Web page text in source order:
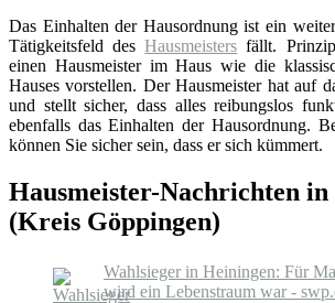
Das Einhalten der Hausordnung ist ein
Tätigkeitsfeld desHausmeisters fällt.
einen Hausmeister im Haus wie die
Hauses vorstellen. Der Hausmeister hat auf
und stellt sicher, dass alles reibungslos
ebenfalls das Einhalten der Hausordnung.
können Sie sicher sein, dass er sich kümmert.
Hausmeister-Nachrichten
(Kreis Göppingen)
Wahlsieger in Heiningen: Für
wird ein Lebenstraum war -